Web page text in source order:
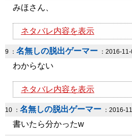
みほさん、
ネタバレ内容を表示
9 ： 名無しの脱出ゲーマー ：2016-
わからない
ネタバレ内容を表示
10 ： 名無しの脱出ゲーマー ：2016-
書いたら分かったw